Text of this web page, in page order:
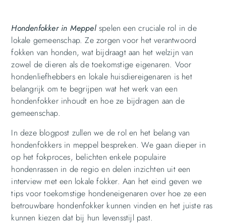
Hondenfokkerin Meppelspelen een cruciale rol in de
lokale gemeenschap. Ze zorgen voor het verantwoord
fokken van honden, wat bijdraagt aan het welzijn van
zowel de dieren als de toekomstige eigenaren. Voor
hondenliefhebbers en lokale huisdiereigenaren is het
belangrijk om te begrijpen wat het werk van een
hondenfokker inhoudt en hoe ze bijdragen aan de
gemeenschap.
In deze blogpost zullen we de rol en het belang van
hondenfokkers in meppel bespreken. We gaan dieper in
op het fokproces, belichten enkele populaire
hondenrassen in de regio en delen inzichten uit een
interview met een lokale fokker. Aan het eind geven we
tips voor toekomstige hondeneigenaren over hoe ze een
betrouwbare hondenfokker kunnen vinden en het juiste ras
kunnen kiezen dat bij hun levensstijl past.